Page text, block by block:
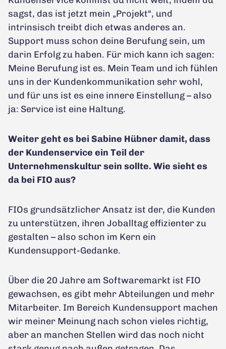
sagst, das ist jetzt mein „Projekt“, und
intrinsisch treibt dich etwas anderes an.
Support muss schon deine Berufung sein, um
darin Erfolg zu haben. Für mich kann ich sagen:
Meine Berufung ist es. Mein Team und ich fühlen
uns in der Kundenkommunikation sehr wohl,
und für uns ist es eine innere Einstellung – also
ja: Service ist eine Haltung.
Weiter geht es bei Sabine Hübner damit, dass
der Kundenservice ein Teil der
Unternehmenskultur sein sollte. Wie sieht es
da bei FIO aus?
FIOs grundsätzlicher Ansatz ist der, die Kunden
zu unterstützen, ihren Joballtag effizienter zu
gestalten – also schon im Kern ein
Kundensupport-Gedanke.
Über die 20 Jahre am Softwaremarkt ist FIO
gewachsen, es gibt mehr Abteilungen und mehr
Mitarbeiter. Im Bereich Kundensupport machen
wir meiner Meinung nach schon vieles richtig,
aber an manchen Stellen wird das noch nicht